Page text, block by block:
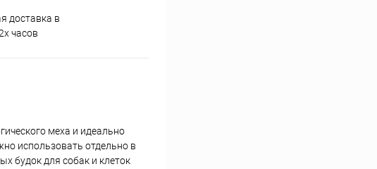
доставка в
часов
меха и идеально
использовать отдельно в
будок для собак и клеток